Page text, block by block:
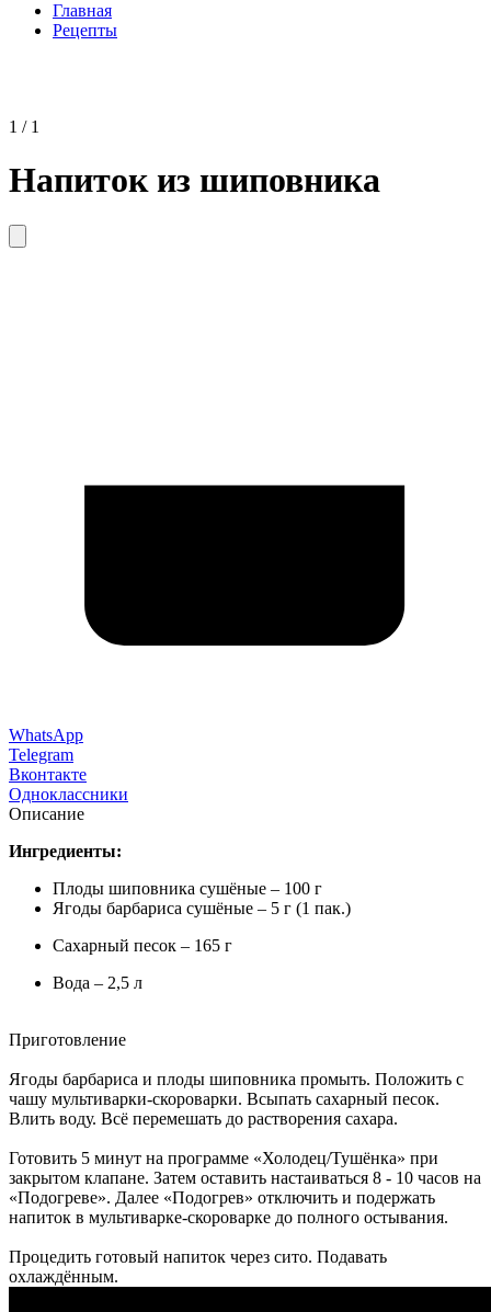
Главная
Рецепты
1 / 1
Напиток из шиповника
WhatsApp
Telegram
Вконтакте
Одноклассники
Описание
Ингредиенты:
Плоды шиповника сушёные – 100 г
Ягоды барбариса сушёные – 5 г (1 пак.)
Сахарный песок – 165 г
Вода – 2,5 л
Приготовление
Ягоды барбариса и плоды шиповника промыть. Положить с
чашу мультиварки-скороварки. Всыпать сахарный песок.
Влить воду. Всё перемешать до растворения сахара.
Готовить 5 минут на программе «Холодец/Тушёнка» при
закрытом клапане. Затем оставить настаиваться 8 - 10 часов на
«Подогреве». Далее «Подогрев» отключить и подержать
напиток в мультиварке-скороварке до полного остывания.
Процедить готовый напиток через сито. Подавать
охлаждённым.